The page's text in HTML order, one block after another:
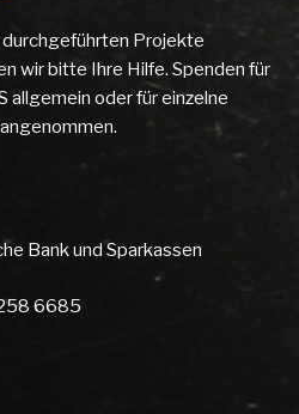
Projekte
wir bitte Ihre Hilfe. Spenden für
allgemein oder für einzelne
Bank und Sparkassen
6685